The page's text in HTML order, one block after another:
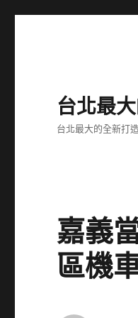
台北最
台北最大的全新打
嘉義
區機